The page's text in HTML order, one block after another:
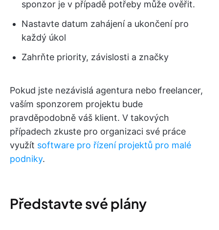
sponzor je v případě potřeby může ověřit.
Nastavte datum zahájení a ukončení pro
každý úkol
Zahrňte priority, závislosti a značky
Pokud jste nezávislá agentura nebo freelancer,
vaším sponzorem projektu bude
pravděpodobně váš klient. V takových
případech zkuste pro organizaci své práce
využít software pro řízení projektů pro malé
podniky.
Představte své plány